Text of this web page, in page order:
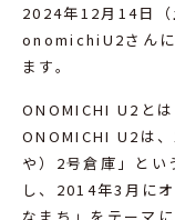
2024年12月14日（
onomichiU2さんに
ます。
ONOMICHI U2とは
ONOMICHI U2は
や）2号倉庫」とい
し、2014年3月に
なまち」をテーマ